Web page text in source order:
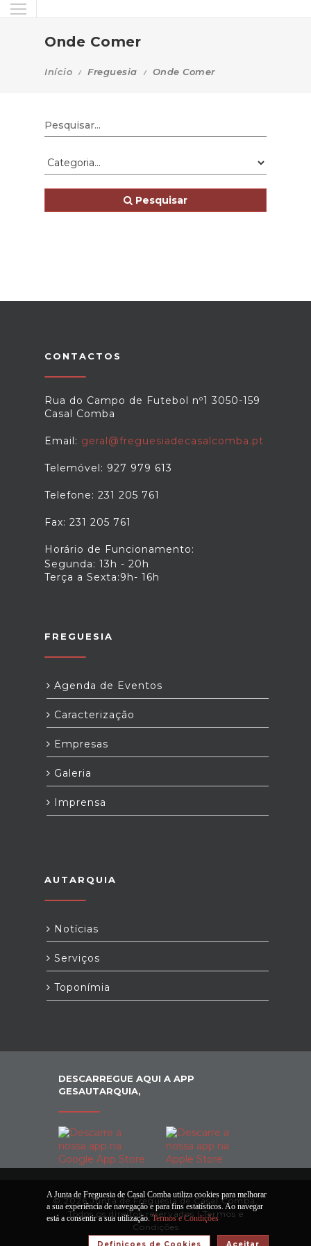
Onde Comer
Início Freguesia Onde Comer
Pesquisar
CONTACTOS
Rua do Campo de Futebol nº1 3050-159
Casal Comba
Email: geral@freguesiadecasalcomba.pt
Telemóvel: 927 979 613
Telefone: 231 205 761
Fax: 231 205 761
Horário de Funcionamento:
Segunda: 13h - 20h
Terça a Sexta:9h- 16h
FREGUESIA
Agenda de Eventos
Caracterização
Empresas
Galeria
Imprensa
AUTARQUIA
Notícias
Serviços
Toponímia
DESCARREGUE AQUI A APP
GESAUTARQUIA,
© 2026 Junta de Freguesia de Casal Comba.
Todos os direitos reservados |Termos e
Condições
A Junta de Freguesia de Casal Comba utiliza cookies para melhorar
a sua experiência de navegação e para fins estatísticos. Ao navegar
está a consentir a sua utilização.Termos e Condições